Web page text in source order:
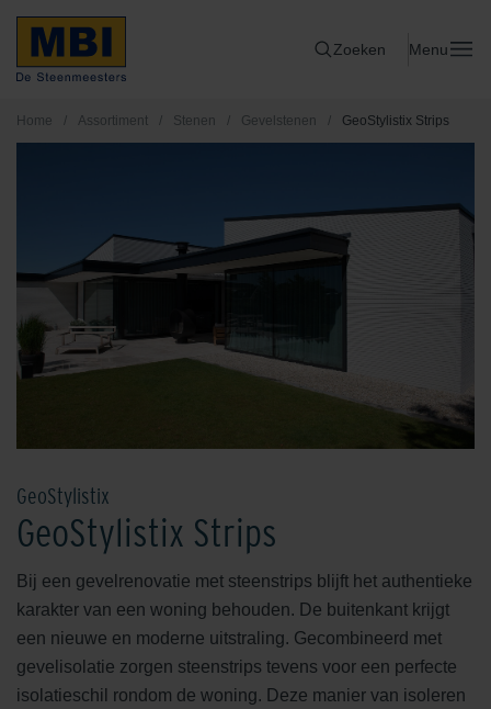
Zoeken Menu
Home / Assortiment / Stenen / Gevelstenen / GeoStylistix Strips
GeoStylistix
GeoStylistix Strips
Bij een gevelrenovatie met steenstrips blijft het authentieke
karakter van een woning behouden. De buitenkant krijgt
een nieuwe en moderne uitstraling. Gecombineerd met
gevelisolatie zorgen steenstrips tevens voor een perfecte
isolatieschil rondom de woning. Deze manier van isoleren